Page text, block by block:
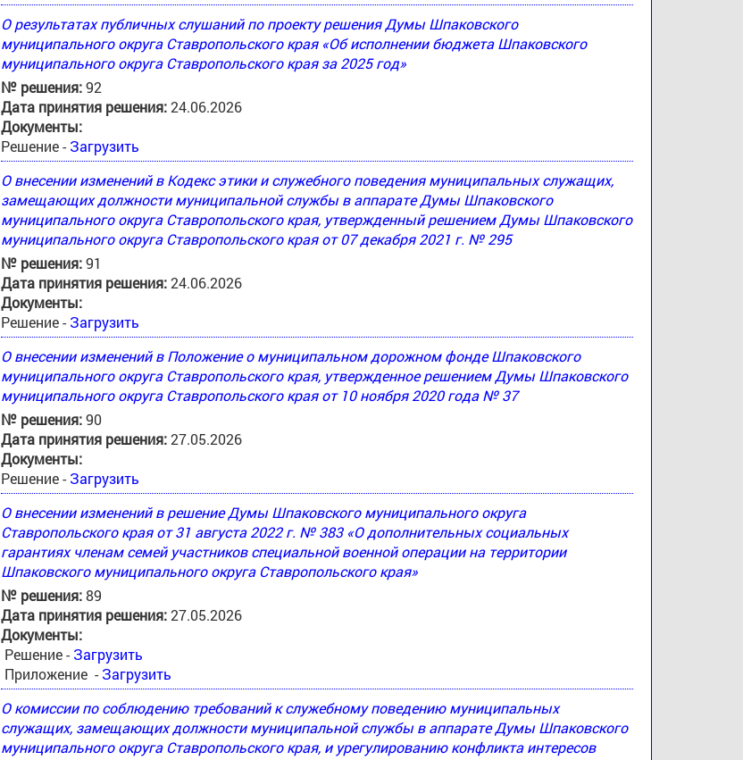
О результатах публичных слушаний по проекту решения Думы Шпаковского
муниципального округа Ставропольского края «Об исполнении бюджета Шпаковского
муниципального округа Ставропольского края за 2025 год»
№ решения:92
Дата принятия решения:24.06.2026
Документы:
Решение - Загрузить
О внесении изменений в Кодекс этики и служебного поведения муниципальных служащих,
замещающих должности муниципальной службы в аппарате Думы Шпаковского
муниципального округа Ставропольского края, утвержденный решением Думы Шпаковского
муниципального округа Ставропольского края от 07 декабря 2021 г. № 295
№ решения:91
Дата принятия решения:24.06.2026
Документы:
Решение - Загрузить
О внесении изменений в Положение о муниципальном дорожном фонде Шпаковского
муниципального округа Ставропольского края, утвержденное решением Думы Шпаковского
муниципального округа Ставропольского края от 10 ноября 2020 года № 37
№ решения:90
Дата принятия решения:27.05.2026
Документы:
Решение - Загрузить
О внесении изменений в решение Думы Шпаковского муниципального округа
Ставропольского края от 31 августа 2022 г. № 383 «О дополнительных социальных
гарантиях членам семей участников специальной военной операции на территории
Шпаковского муниципального округа Ставропольского края»
№ решения:89
Дата принятия решения:27.05.2026
Документы:
Решение - Загрузить
Приложение - Загрузить
О комиссии по соблюдению требований к служебному поведению муниципальных
служащих, замещающих должности муниципальной службы в аппарате Думы Шпаковского
муниципального округа Ставропольского края, и урегулированию конфликта интересов